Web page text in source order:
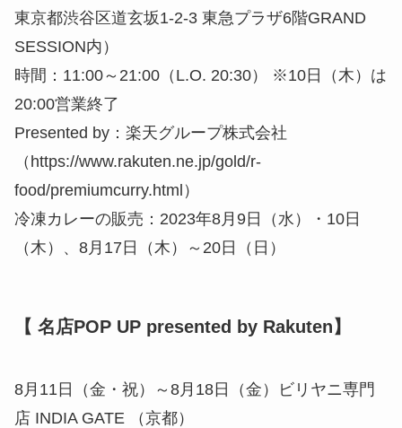
東京都渋谷区道玄坂1-2-3 東急プラザ6階GRAND
SESSION内）
時間：11:00～21:00（L.O. 20:30） ※10日（木）は
20:00営業終了
Presented by：楽天グループ株式会社
（https://www.rakuten.ne.jp/gold/r-
food/premiumcurry.html）
冷凍カレーの販売：2023年8月9日（水）・10日
（木）、8月17日（木）～20日（日）
【 名店POP UP presented by Rakuten】
8月11日（金・祝）～8月18日（金）ビリヤニ専門
店 INDIA GATE （京都）